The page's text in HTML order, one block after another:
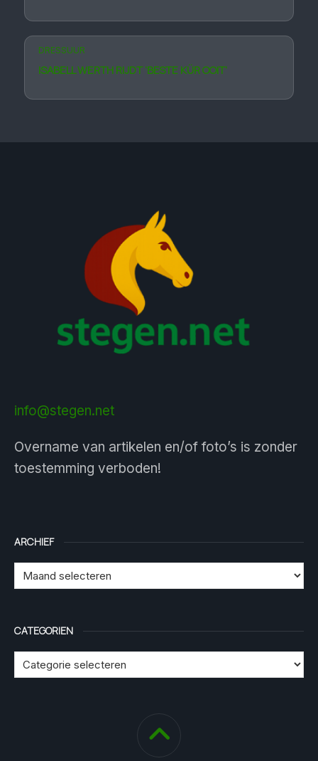
DRESSUUR
ISABELL WERTH RIJDT ‘BESTE KÜR OOIT’
info@stegen.net
Overname van artikelen en/of foto’s is zonder
toestemming verboden!
ARCHIEF
CATEGORIEN